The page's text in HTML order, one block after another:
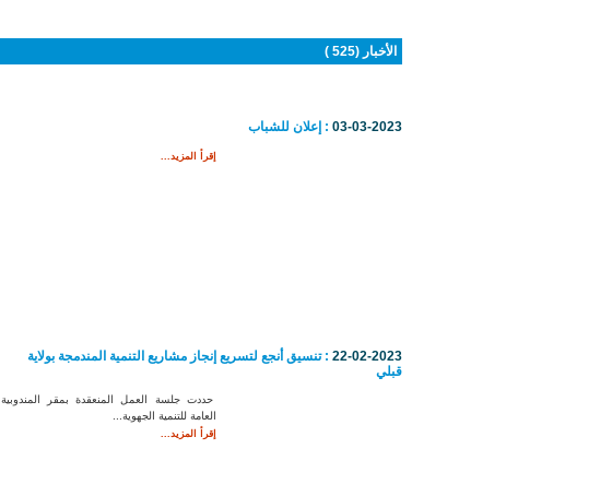
الأخبار (525 )
03-03-2023 : إعلان للشباب
إقرأ المزيد...
22-02-2023 : تنسيق أنجع لتسريع إنجاز مشاريع التنمية المندمجة بولاية
قبلي
حددت جلسة العمل المنعقدة بمقر المندوبية
العامة للتنمية الجهوية...
إقرأ المزيد...